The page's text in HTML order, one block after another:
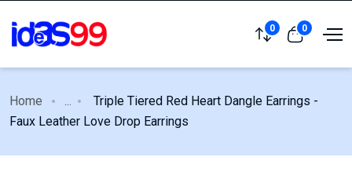
0 0
Home ...
Triple Tiered Red Heart Dangle Earrings -
Faux Leather Love Drop Earrings